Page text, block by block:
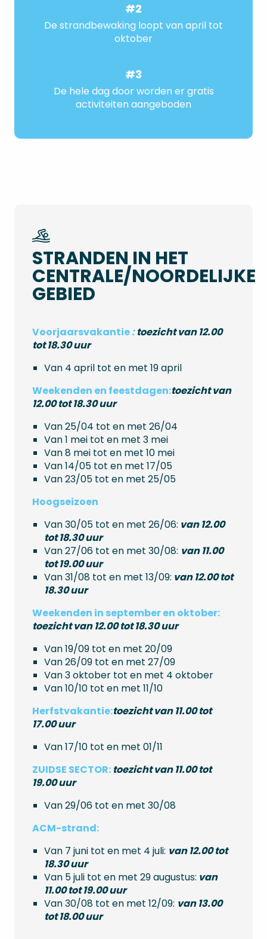
#2
De strandbewaking loopt van april tot
oktober
#3
De hele dag door worden er gratis
activiteiten aangeboden
STRANDEN IN HET
CENTRALE/NOORDELIJKE
GEBIED
Voorjaarsvakantie:toezicht van 12.00
tot 18.30 uur
Van 4 april tot en met 19 april
Weekenden en feestdagen:toezicht van
12.00 tot 18.30 uur
Van 25/04 tot en met 26/04
Van 1 mei tot en met 3 mei
Van 8 mei tot en met 10 mei
Van 14/05 tot en met 17/05
Van 23/05 tot en met 25/05
Hoogseizoen
Van 30/05 tot en met 26/06: van 12.00
tot 18.30 uur
Van 27/06 tot en met 30/08: van 11.00
tot 19.00 uur
Van 31/08 tot en met 13/09: van 12.00 tot
18.30 uur
Weekenden in september en oktober:
toezicht van 12.00 tot 18.30 uur
Van 19/09 tot en met 20/09
Van 26/09 tot en met 27/09
Van 3 oktober tot en met 4 oktober
Van 10/10 tot en met 11/10
Herfstvakantie:toezicht van 11.00 tot
17.00 uur
Van 17/10 tot en met 01/11
ZUIDSE SECTOR: toezicht van 11.00 tot
19.00 uur
Van 29/06 tot en met 30/08
ACM-strand:
Van 7 juni tot en met 4 juli: van 12.00 tot
18.30 uur
Van 5 juli tot en met 29 augustus: van
11.00 tot 19.00 uur
Van 30/08 tot en met 12/09: van 13.00
tot 18.00 uur